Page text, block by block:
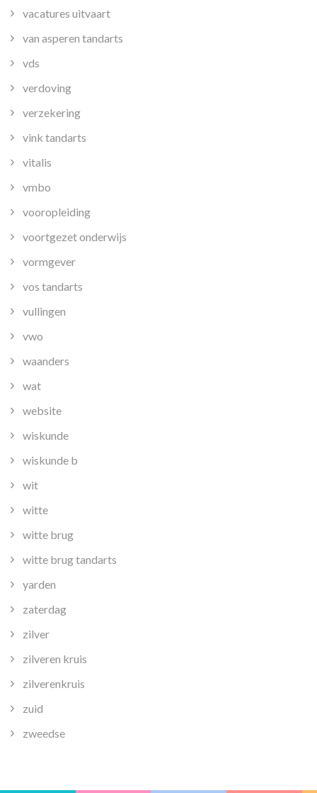
vacatures uitvaart
van asperen tandarts
vds
verdoving
verzekering
vink tandarts
vitalis
vmbo
vooropleiding
voortgezet onderwijs
vormgever
vos tandarts
vullingen
vwo
waanders
wat
website
wiskunde
wiskunde b
wit
witte
witte brug
witte brug tandarts
yarden
zaterdag
zilver
zilveren kruis
zilverenkruis
zuid
zweedse